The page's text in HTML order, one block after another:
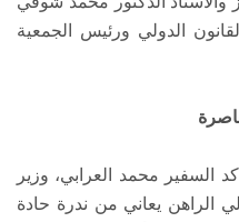
الدولي ورئيس الجمعية
السفير محمد العرابي، وزير
الراهن يعاني من ندرة حادة